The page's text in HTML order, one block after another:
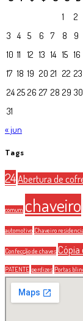
1
2
3 4 5 6 7 8
9
10 11 12 13 14 15 16
17 18 19 20 21 22 23
24 25 26 27 28 29 30
31
« jun
Tags
24Abertura de
comum chaveiro
automotivo Chaveiro
Confecção de chaves Cópia
PATENTE perdizes Portas